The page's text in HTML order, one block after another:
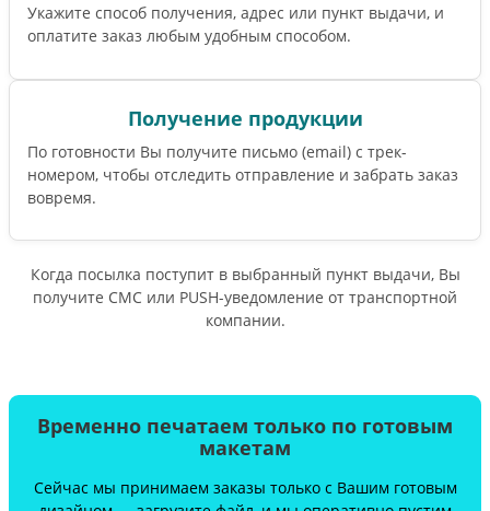
Укажите способ получения, адрес или пункт выдачи, и
оплатите заказ любым удобным способом.
Получение продукции
По готовности Вы получите письмо (email) c трек-
номером, чтобы отследить отправление и забрать заказ
вовремя.
Когда посылка поступит в выбранный пункт выдачи, Вы
получите СМС или PUSH-уведомление от транспортной
компании.
Временно печатаем только по готовым
макетам
Сейчас мы принимаем заказы только с Вашим готовым